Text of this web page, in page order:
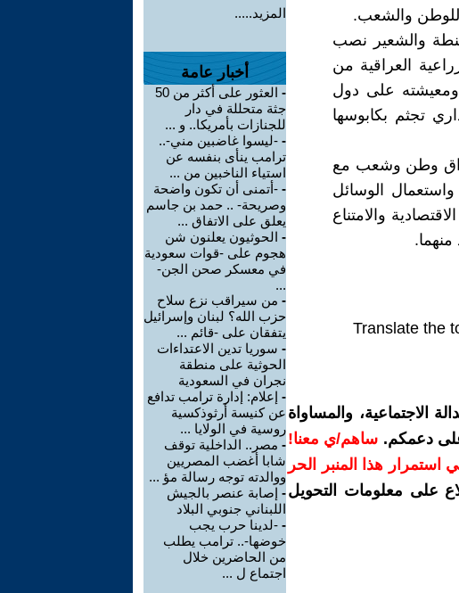
للوطن والشعب.
والشعير نصب
العراقية من
ومعيشته على دول
تجثم بكابوسها
وطن وشعب مع
الوسائل
والامتناع
منهما.
Translate the
الاجتماعية، والمساواة
دعمكم. ساهم/ي معنا!
في استمرار هذا المنبر الحر
على معلومات التحويل
المزيد.....
أخبار عامة
-
العثور على أكثر من 50
جثة متحللة في دار
للجنازات بأمريكا.. و ...
- -ليسوا غاضبين مني-..
ترامب ينأى بنفسه عن
استياء الناخبين من ...
- -أتمنى أن تكون واضحة
وصريحة- .. حمد بن جاسم
يعلق على الاتفاق ...
- الحوثيون يعلنون شن
هجوم على -قوات سعودية
في معسكر صحن الجن-
...
- من سيراقب نزع سلاح
حزب الله؟ لبنان وإسرائيل
يتفقان على -قائم ...
- سوريا تدين الاعتداءات
الحوثية على منطقة
نجران في السعودية
- إعلام: إدارة ترامب تدافع
عن كنيسة أرثوذكسية
روسية في الولايا ...
- مصر.. الداخلية توقف
شابا أغضب المصريين
ووالدته توجه رسالة مؤ ...
- إصابة عنصر بالجيش
اللبناني جنوبي البلاد
- -لدينا حرب يجب
خوضها-.. ترامب يطلب
من الحاضرين خلال
اجتماع ل ...